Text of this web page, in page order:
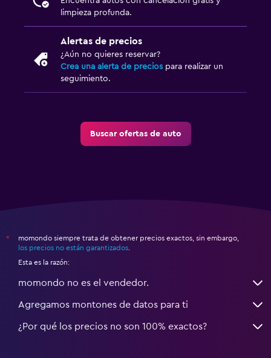
limpieza profunda.
Alertas de precios
¿Aún no quieres reservar?
Crea una alerta de precios para realizar un
seguimiento.
Buscar ofertas de auto
*
momondo siempre trata de obtener precios exactos, sin embargo,
los precios no están garantizados.
Esta es la razón:
momondo no es el vendedor.
Agregamos montones de datos para ti
¿Por qué los precios no son 100% exactos?